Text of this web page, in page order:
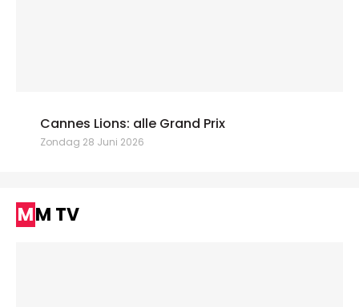
Cannes Lions: alle Grand Prix
Zondag 28 Juni 2026
MM TV